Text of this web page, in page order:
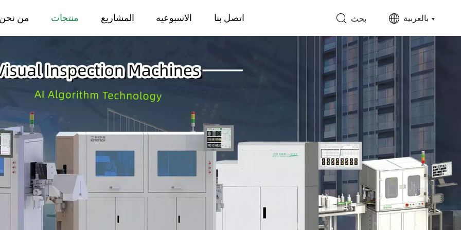
من منتجات المشاريع الاسبوعيه اتصل بنا بحث بالعربية